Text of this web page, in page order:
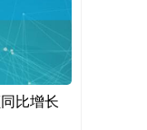
比增长